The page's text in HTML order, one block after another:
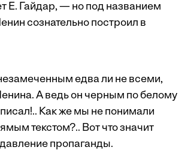
Е. Гайдар, — но под названием
сознательно построил в
едва ли не всеми,
А ведь он черным по белому
Как же мы не понимали
текстом?.. Вот что значит
пропаганды.